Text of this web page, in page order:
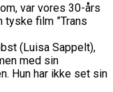
var vores 30-års
film ”Trans
(Luisa Sappelt),
med sin
Hun har ikke set sin